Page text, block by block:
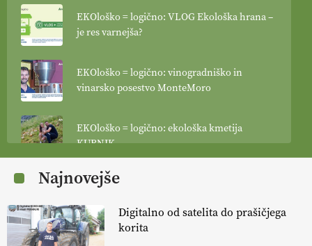
EKOloško = logično: VLOG Ekološka hrana –
je res varnejša?
EKOloško = logično: vinogradniško in
vinarsko posestvo MonteMoro
EKOloško = logično: ekološka kmetija
KURNIK
EKOloško = logično: ekološka kmetija
EKOloško = logično: VLOG Ekološko
Najnovejše
Digitalno od satelita do prašičjega
korita